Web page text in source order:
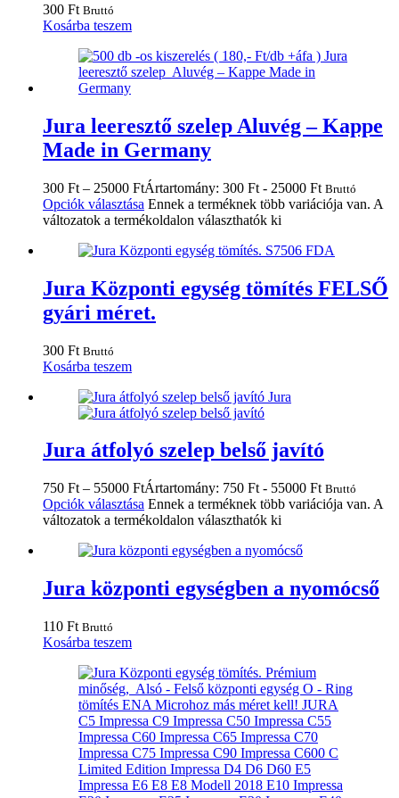
300 Ft Bruttó
Kosárba teszem
Jura leeresztő szelep Aluvég – Kappe
Made in Germany
300 Ft – 25000 FtÁrtartomány: 300 Ft - 25000 Ft Bruttó
Opciók választása Ennek a terméknek több variációja van. A
változatok a termékoldalon választhatók ki
Jura Központi egység tömítés FELSŐ
gyári méret.
300 Ft Bruttó
Kosárba teszem
Jura átfolyó szelep belső javító
750 Ft – 55000 FtÁrtartomány: 750 Ft - 55000 Ft Bruttó
Opciók választása Ennek a terméknek több variációja van. A
változatok a termékoldalon választhatók ki
Jura központi egységben a nyomócső
110 Ft Bruttó
Kosárba teszem